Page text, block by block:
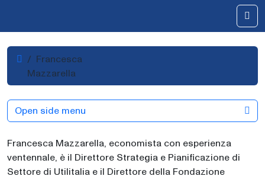
HomeFrancesca
Mazzarella
Francesca Mazzarella, economista con esperienza
ventennale, è il Direttore Strategia e Pianificazione di
Settore di Utilitalia e il Direttore della Fondazione
Open side menu